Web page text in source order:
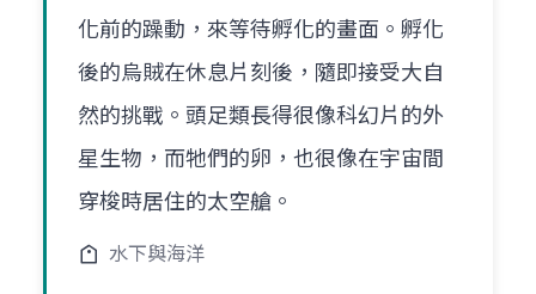
化前的躁動，來等待孵化的畫面。孵化
後的烏賊在休息片刻後，隨即接受大自
然的挑戰。頭足類長得很像科幻片的外
星生物，而牠們的卵，也很像在宇宙間
穿梭時居住的太空艙。
水下與海洋